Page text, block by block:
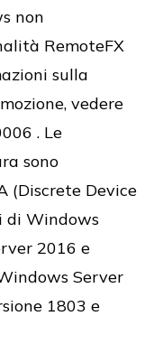
non
RemoteFX
sulla
vedere
. Le
sono
(Discrete Device
di Windows
2016 e
Server
1803 e